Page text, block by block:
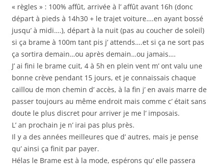
« règles » : 100% affût, arrivée à l’ affût avant 16h (donc
départ à pieds à 14h30 + le trajet voiture….en ayant bossé
jusqu’ à midi….), départ à la nuit (pas au coucher de soleil)
si ça brame à 100m tant pis j’ attends….et si ça ne sort pas
ça sortira demain…ou après demain…ou jamais….
J’ ai fini le brame cuit, 4 à 5h en plein vent m’ ont valu une
bonne crève pendant 15 jours, et je connaissais chaque
caillou de mon chemin d’ accès, à la fin j’ en avais marre de
passer toujours au même endroit mais comme c’ était sans
doute le plus discret pour arriver je me l’ imposais.
L’ an prochain je n’ irai pas plus près.
Il y a des années meilleures que d’ autres, mais je pense
qu’ ainsi ça finit par payer.
Hélas le Brame est à la mode, espérons qu’ elle passera